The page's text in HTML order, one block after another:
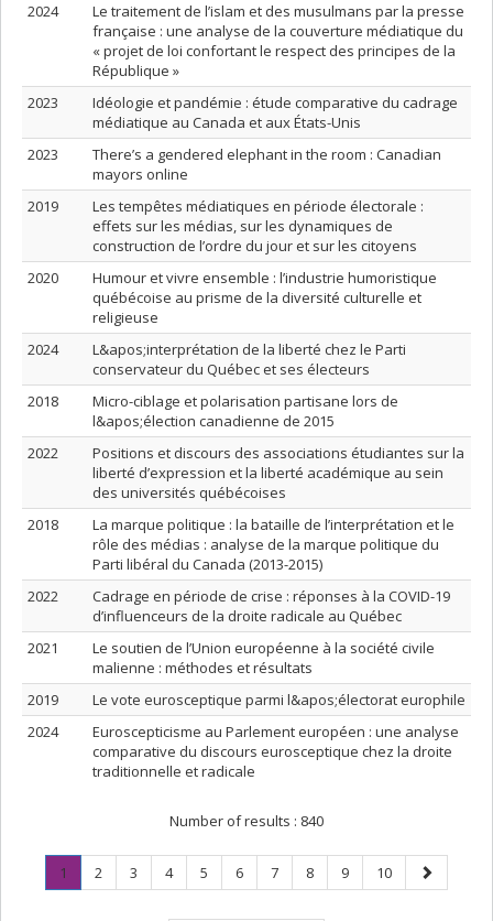
2024
Le traitement de l’islam et des musulmans par la presse
française : une analyse de la couverture médiatique du
« projet de loi confortant le respect des principes de la
République »
2023
Idéologie et pandémie : étude comparative du cadrage
médiatique au Canada et aux États-Unis
2023
There’s a gendered elephant in the room : Canadian
mayors online
2019
Les tempêtes médiatiques en période électorale :
effets sur les médias, sur les dynamiques de
construction de l’ordre du jour et sur les citoyens
2020
Humour et vivre ensemble : l’industrie humoristique
québécoise au prisme de la diversité culturelle et
religieuse
2024
L&apos;interprétation de la liberté chez le Parti
conservateur du Québec et ses électeurs
2018
Micro-ciblage et polarisation partisane lors de
l&apos;élection canadienne de 2015
2022
Positions et discours des associations étudiantes sur la
liberté d’expression et la liberté académique au sein
des universités québécoises
2018
La marque politique : la bataille de l’interprétation et le
rôle des médias : analyse de la marque politique du
Parti libéral du Canada (2013-2015)
2022
Cadrage en période de crise : réponses à la COVID-19
d’influenceurs de la droite radicale au Québec
2021
Le soutien de l’Union européenne à la société civile
malienne : méthodes et résultats
2019
Le vote eurosceptique parmi l&apos;électorat europhile
2024
Euroscepticisme au Parlement européen : une analyse
comparative du discours eurosceptique chez la droite
traditionnelle et radicale
Number of results : 840
Page
1
Current
Page
2 Page
3 Page
4 Page
5 Page
6 Page
7 Page
8 Page
9 Page
10
Next
page